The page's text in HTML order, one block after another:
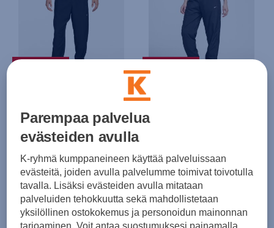
Challenger Dri-FIT Woven Running Pants M - tuulihousut
69,99 €
Nike
Parempaa palvelua
evästeiden avulla
K-ryhmä kumppaneineen käyttää palveluissaan
evästeitä, joiden avulla palvelumme toimivat toivotulla
tavalla. Lisäksi evästeiden avulla mitataan
palveluiden tehokkuutta sekä mahdollistetaan
yksilöllinen ostokokemus ja personoidun mainonnan
tarjoaminen. Voit antaa suostumuksesi painamalla